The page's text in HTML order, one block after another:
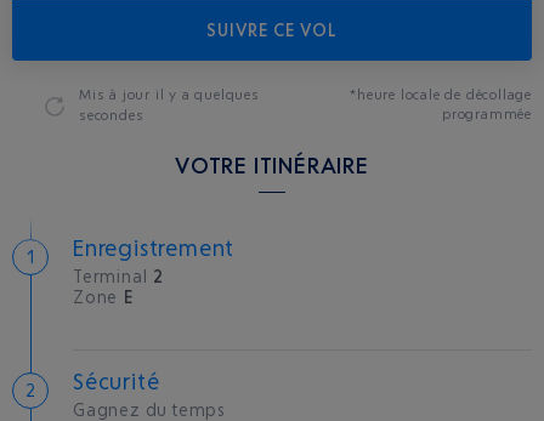
SUIVRE CE VOL
Mis à jour il y a quelques
secondes
*heure locale de décollage
programmée
VOTRE ITINÉRAIRE
Enregistrement
Terminal 2
Zone E
Sécurité
Gagnez du temps